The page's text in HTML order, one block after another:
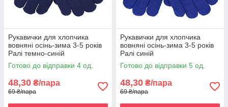
Рукавички для хлопчика
вовняні осінь-зима 3-5 років
Ралі темно-синій
Готово до відправки 4 од.
48,30 ₴/пара
69 ₴/пара
Рукавички для хлопчика
вовняні осінь-зима 3-5 років
Ралі синій
Готово до відправки 5 од.
48,30 ₴/пара
69 ₴/пара